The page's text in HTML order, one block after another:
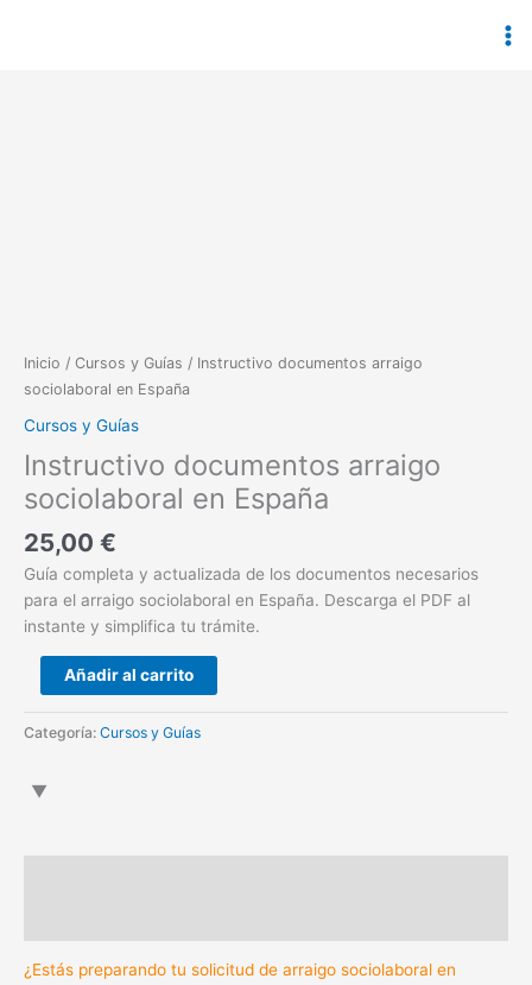
Inicio / Cursos y Guías / Instructivo documentos arraigo
sociolaboral en España
Cursos y Guías
Instructivo documentos arraigo
sociolaboral en España
25,00 €
Guía completa y actualizada de los documentos necesarios
para el arraigo sociolaboral en España. Descarga el PDF al
instante y simplifica tu trámite.
Añadir al carrito
Categoría: Cursos y Guías
¿Estás preparando tu solicitud de arraigo sociolaboral en